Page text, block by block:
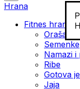
Hrana
Fitnes hrana
Orašasti
Semenke
Namazi i
Ribe
Gotova
Јаја